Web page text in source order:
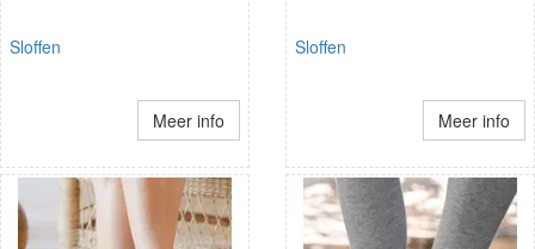
Sloffen
Meer info
Sloffen
Meer info